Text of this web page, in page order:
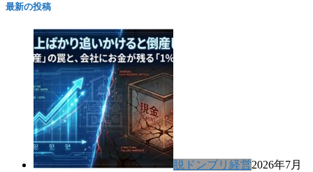
最新の投稿
脱ドンブリ経営2026年7月